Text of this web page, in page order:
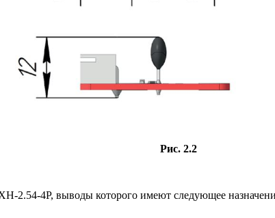
Рис. 2.2
2.54-4P, выводы которого имеют следующее